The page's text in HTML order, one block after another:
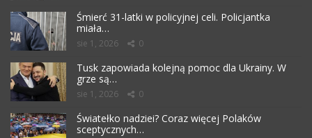
Śmierć 31-latki w policyjnej celi. Policjantka
miała…
sie 1, 2026 0
Tusk zapowiada kolejną pomoc dla Ukrainy. W
grze są…
sie 1, 2026 0
Światełko nadziei? Coraz więcej Polaków
sceptycznych…